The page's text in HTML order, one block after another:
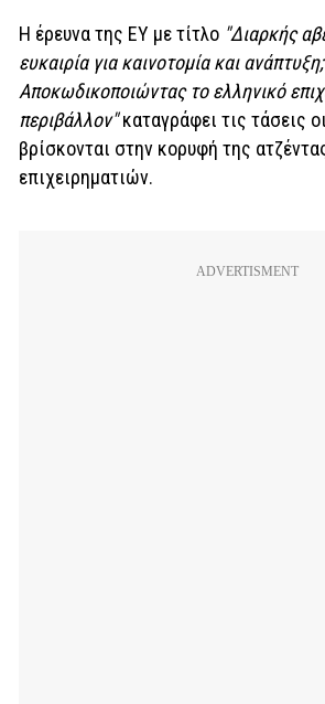
Η έρευνα της ΕΥ με τίτλο "Διαρκής
ευκαιρία για καινοτομία και ανάπτυξη;
Αποκωδικοποιώντας το ελληνικό
περιβάλλον"καταγράφει τις τάσεις
βρίσκονται στην κορυφή της
επιχειρηματιών.